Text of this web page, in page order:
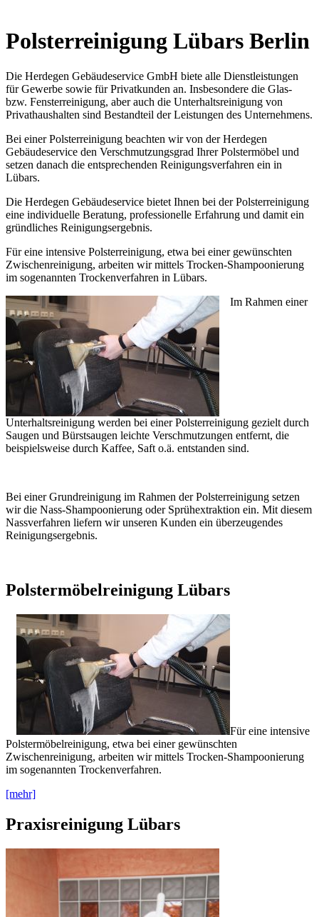
Polsterreinigung Lübars Berlin
Die Herdegen Gebäudeservice GmbH biete alle Dienstleistungen
für Gewerbe sowie für Privatkunden an. Insbesondere die Glas-
bzw. Fensterreinigung, aber auch die Unterhaltsreinigung von
Privathaushalten sind Bestandteil der Leistungen des Unternehmens.
Bei einer Polsterreinigung beachten wir von der Herdegen
Gebäudeservice den Verschmutzungsgrad Ihrer Polstermöbel und
setzen danach die entsprechenden Reinigungsverfahren ein in
Lübars.
Die Herdegen Gebäudeservice bietet Ihnen bei der Polsterreinigung
eine individuelle Beratung, professionelle Erfahrung und damit ein
gründliches Reinigungsergebnis.
Für eine intensive Polsterreinigung, etwa bei einer gewünschten
Zwischenreinigung, arbeiten wir mittels Trocken-Shampoonierung
im sogenannten Trockenverfahren in Lübars.
Im Rahmen einer
Unterhaltsreinigung werden bei einer Polsterreinigung gezielt durch
Saugen und Bürstsaugen leichte Verschmutzungen entfernt, die
beispielsweise durch Kaffee, Saft o.ä. entstanden sind.
Bei einer Grundreinigung im Rahmen der Polsterreinigung setzen
wir die Nass-Shampoonierung oder Sprühextraktion ein. Mit diesem
Nassverfahren liefern wir unseren Kunden ein überzeugendes
Reinigungsergebnis.
Polstermöbelreinigung Lübars
Für eine intensive
Polstermöbelreinigung, etwa bei einer gewünschten
Zwischenreinigung, arbeiten wir mittels Trocken-Shampoonierung
im sogenannten Trockenverfahren.
[mehr]
Praxisreinigung Lübars